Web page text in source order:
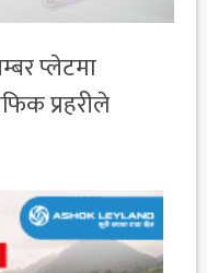
प्लेटमा
प्रहरीले